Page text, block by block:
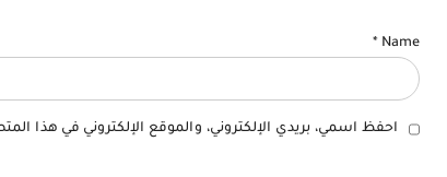
Name
*
احفظ اسمي، بريدي الإلكتروني، والموقع الإلكتروني في هذا